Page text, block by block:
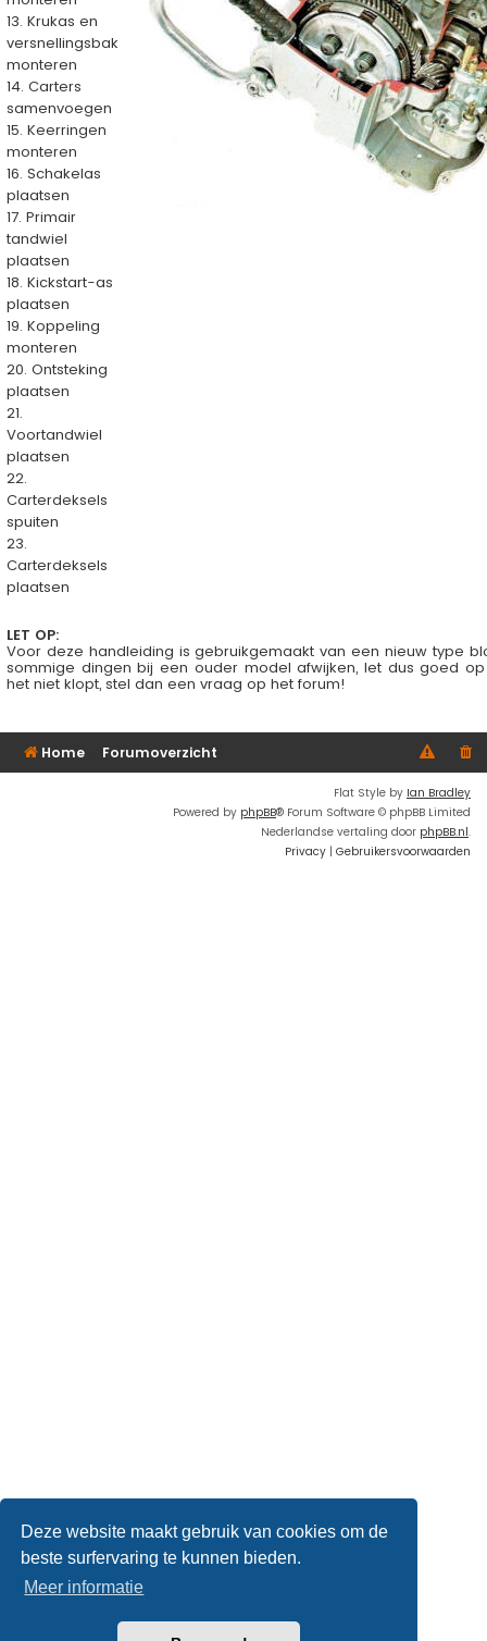
Deze website maakt gebruik van cookies om de
beste surfervaring te kunnen bieden.
Meer informatie
13. Krukas en
versnellingsbak
monteren
14. Carters
samenvoegen
15. Keerringen
monteren
16. Schakelas
plaatsen
17. Primair
tandwiel
plaatsen
18. Kickstart-as
plaatsen
19. Koppeling
monteren
20. Ontsteking
plaatsen
21.
Voortandwiel
plaatsen
22.
Carterdeksels
spuiten
23.
Carterdeksels
plaatsen
LET OP:
Voor deze handleiding is gebruikgemaakt van een nieuw type
sommige dingen bij een ouder model afwijken, let dus goed
het niet klopt, stel dan een vraag op het forum!
Home Forumoverzicht
Flat Style by Ian Bradley
Powered by phpBB® Forum Software © phpBB Limited
Nederlandse vertaling door phpBB.nl.
Privacy | Gebruikersvoorwaarden